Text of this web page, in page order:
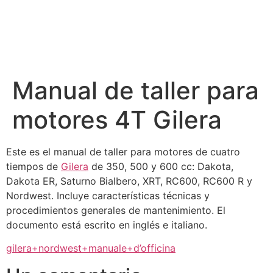
Manual de taller para
motores 4T Gilera
Este es el manual de taller para motores de cuatro
tiempos de Gilera de 350, 500 y 600 cc: Dakota,
Dakota ER, Saturno Bialbero, XRT, RC600, RC600 R y
Nordwest. Incluye características técnicas y
procedimientos generales de mantenimiento. El
documento está escrito en inglés e italiano.
gilera+nordwest+manuale+d’officina